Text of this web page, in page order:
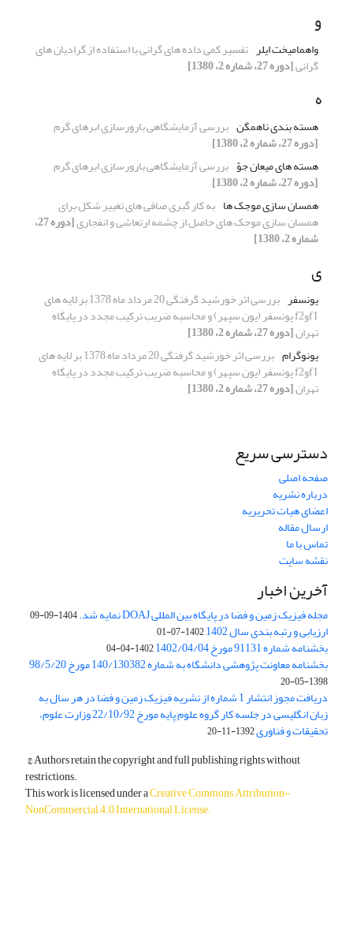
و
واهمامیخت ایلر تفسیر کمی داده های گرانی با استفاده از گرادیان های
گرانی[دوره 27، شماره 2، 1380]
ه
هسته بندی ناهمگن بررسی آزمایشگاهی بارورسازی ابرهای گرم
[دوره 27، شماره 2، 1380]
هسته های میعان جوّ بررسی آزمایشگاهی بارورسازی ابرهای گرم
[دوره 27، شماره 2، 1380]
همسان سازی موجک ها به کار گیری صافی های تغییر شکل برای
همسان سازی موجک های حاصل از چشمه ارتعاشی و انفجاری [دوره 27،
شماره 2، 1380]
ی
یونسفر بررسی اثر خورشید گرفتگی 20 مرداد ماه 1378 بر لایه های
f1وf2 یونسفر (یون سپهر) و محاسبه ضریب ترکیب مجدد در پایگاه
تهران[دوره 27، شماره 2، 1380]
یونوگرام
بررسی اثر خورشید گرفتگی 20 مرداد ماه 1378 بر لایه های
f1وf2 یونسفر (یون سپهر) و محاسبه ضریب ترکیب مجدد در پایگاه
تهران[دوره 27، شماره 2، 1380]
دسترسی سریع
صفحه اصلی
درباره نشریه
اعضای هیات تحریریه
ارسال مقاله
تماس با ما
نقشه سایت
آخرین اخبار
مجله فیزیک زمین و فضا در پایگاه بین المللی DOAJ نمایه شد. 1404-09-09
ارزیابی و رتبه بندی سال 1402 1402-07-01
بخشنامه شماره 91131 مورخ 1402/04/04 1402-04-04
بخشنامه معاونت پژوهشی دانشگاه به شماره 140/130382 مورخ 98/5/20
1398-05-20
دریافت مجوز انتشار 1 شماره از نشریه فیزیک زمین و فضا در هر سال به
زبان انگلیسی در جلسه کار گروه علوم پایه مورخ 22/10/92 وزارت علوم،
تحقیقات و فناوری1392-11-20
© Authors retain the copyright and full publishing rights without
restrictions.
This work is licensed under aCreative Commons Attribution-
NonCommercial 4.0 International License.